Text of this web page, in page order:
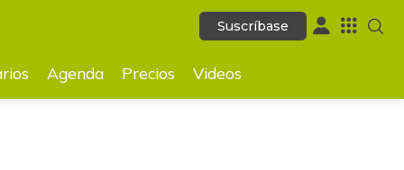
Suscríbase
Suscríbase
Agenda Precios Videos